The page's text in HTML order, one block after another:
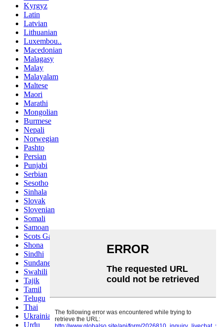
Kyrgyz
Latin
Latvian
Lithuanian
Luxembou..
Macedonian
Malagasy
Malay
Malayalam
Maltese
Maori
Marathi
Mongolian
Burmese
Nepali
Norwegian
Pashto
Persian
Punjabi
Serbian
Sesotho
Sinhala
Slovak
Slovenian
Somali
Samoan
Scots Gaelic
Shona
Sindhi
Sundanese
Swahili
Tajik
Tamil
Telugu
Thai
Ukrainian
Urdu